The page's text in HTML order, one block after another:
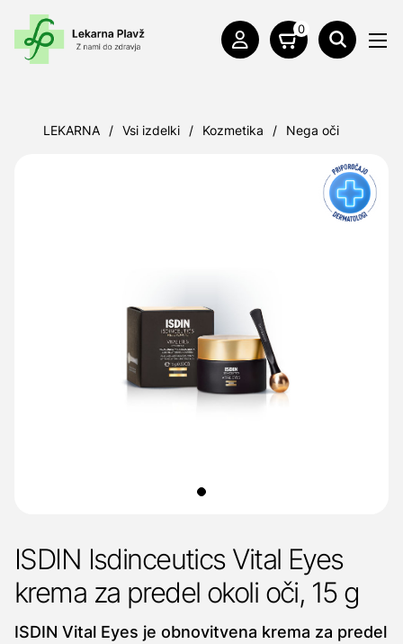
0
LEKARNA / Vsi izdelki / Kozmetika / Nega oči
ISDIN Isdinceutics Vital Eyes
krema za predel okoli oči, 15 g
ISDIN Vital Eyes je obnovitvena krema za predel